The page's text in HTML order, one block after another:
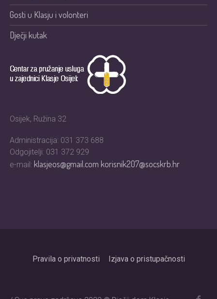
Gosti u Klasju i volonteri
Dječji kutak
Osijek, Ružina 32
Administracija: 031 373 688
Odgojitelji: 031 372 929
e-mail: klasjeos@gmail.comkorisnik207@socskrb.hr
Pravila o privatnosti Izjava o pristupačnosti